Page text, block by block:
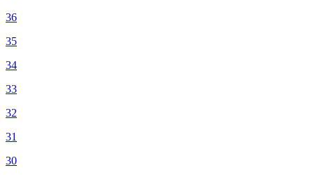
36
35
34
33
32
31
30